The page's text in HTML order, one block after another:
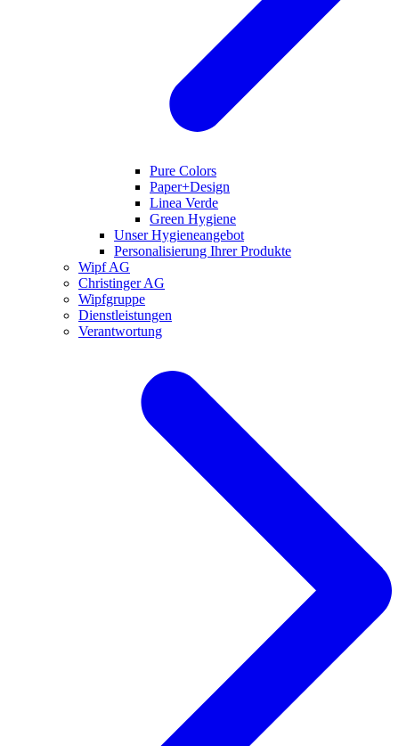
Pure Colors
Paper+Design
Linea Verde
Green Hygiene
Unser Hygieneangebot
Personalisierung Ihrer Produkte
Wipf AG
Christinger AG
Wipfgruppe
Dienstleistungen
Verantwortung